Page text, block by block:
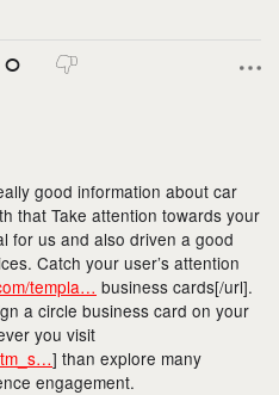
0
good information about car
that Take attention towards your
for us and also driven a good
Catch your user’s attention
templa… business cards[/url].
a circle business card on your
you visit
] than explore many
engagement.